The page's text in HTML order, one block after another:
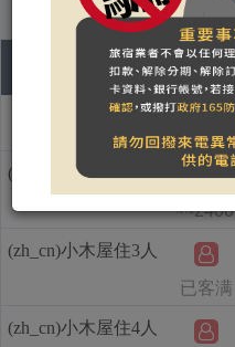
(zh_cn)小木屋住2人
(zh_cn)小木屋住3人
(zh_cn)小木屋住4人
07
五
1
NT$2400
已客满